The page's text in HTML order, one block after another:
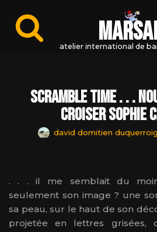
Aller
atelier international de
SCRAMBLE TIME . . .
croiser Sophie
david domitien
. . . il me semblait du
seulement son image ? une
sa peau, sur le haut de son
projetée en lettres grisées,